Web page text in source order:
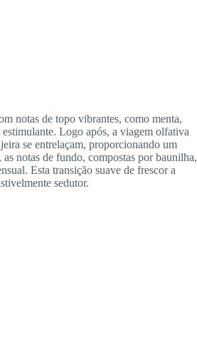
notas de topo vibrantes, como menta,
Logo após, a viagem olfativa
se entrelaçam, proporcionando um
notas de fundo, compostas por baunilha,
Esta transição suave de frescor a
sedutor.